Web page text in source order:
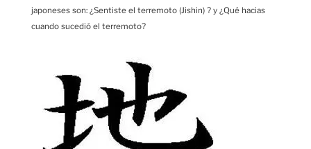
japoneses son: ¿Sentiste el terremoto (Jishin) ? y ¿Qué hacias
cuando sucedió el terremoto?